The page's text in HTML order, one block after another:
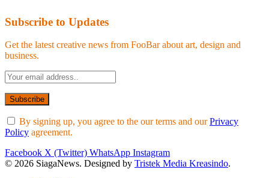
Subscribe to Updates
Get the latest creative news from FooBar about art, design and
business.
By signing up, you agree to the our terms and ourPrivacy
Policy agreement.
Facebook X (Twitter) WhatsApp Instagram
© 2026 SiagaNews. Designed by Tristek Media Kreasindo.